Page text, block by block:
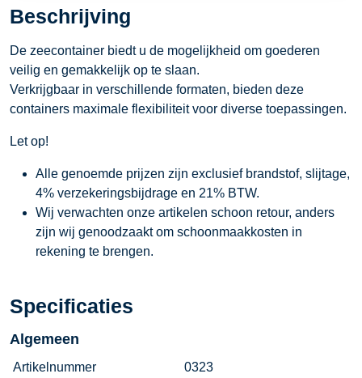
Beschrijving
De zeecontainer biedt u de mogelijkheid om goederen
veilig en gemakkelijk op te slaan.
Verkrijgbaar in verschillende formaten, bieden deze
containers maximale flexibiliteit voor diverse toepassingen.
Let op!
Alle genoemde prijzen zijn exclusief brandstof, slijtage,
4% verzekeringsbijdrage en 21% BTW.
Wij verwachten onze artikelen schoon retour, anders
zijn wij genoodzaakt om schoonmaakkosten in
rekening te brengen.
Specificaties
Algemeen
Artikelnummer 0323